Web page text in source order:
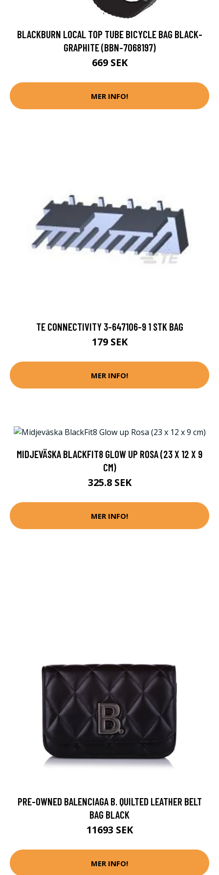
BLACKBURN LOCAL TOP TUBE BICYCLE BAG BLACK-
GRAPHITE (BBN-7068197)
669 SEK
MER INFO!
TE CONNECTIVITY 3-647106-9 1 STK BAG
179 SEK
MER INFO!
MIDJEVÄSKA BLACKFIT8 GLOW UP ROSA (23 X 12 X 9
CM)
325.8 SEK
MER INFO!
PRE-OWNED BALENCIAGA B. QUILTED LEATHER BELT
BAG BLACK
11693 SEK
MER INFO!